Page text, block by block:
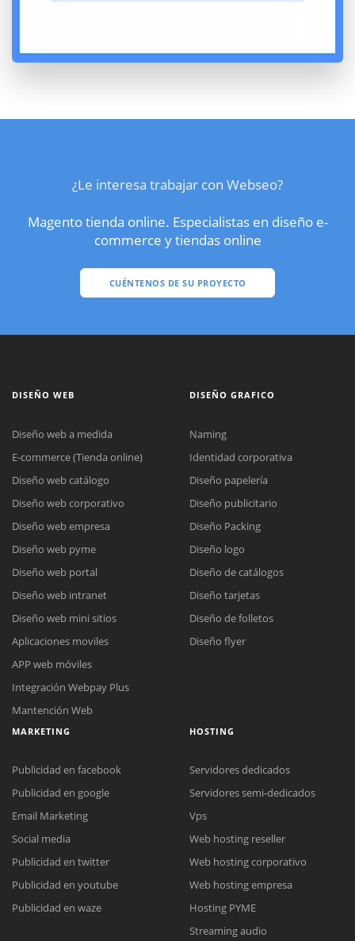
¿Le interesa trabajar con Webseo?
Magento tienda online. Especialistas en diseño e-
commerce y tiendas online
CUÉNTENOS DE SU PROYECTO
Reunión online
Meet para la reunión online.
Cotización
Chat Online
Todos nuestros ejecutivos están fuera de línea. Complete el formulario
DISEÑO WEB
Diseño web a medida
E-commerce (Tienda online)
Diseño web catálogo
Diseño web corporativo
Diseño web empresa
Diseño web pyme
Diseño web portal
Diseño web intranet
Diseño web mini sitios
Aplicaciones moviles
APP web móviles
Integración Webpay Plus
Mantención Web
DISEÑO GRAFICO
Naming
Identidad corporativa
Diseño papelería
Diseño publicitario
Diseño Packing
Diseño logo
Diseño de catálogos
Diseño tarjetas
Diseño de folletos
Diseño flyer
MARKETING
Publicidad en facebook
Publicidad en google
Email Marketing
Social media
Publicidad en twitter
Publicidad en youtube
Publicidad en waze
HOSTING
Servidores dedicados
Servidores semi-dedicados
Vps
Web hosting reseller
Web hosting corporativo
Web hosting empresa
Hosting PYME
Streaming audio